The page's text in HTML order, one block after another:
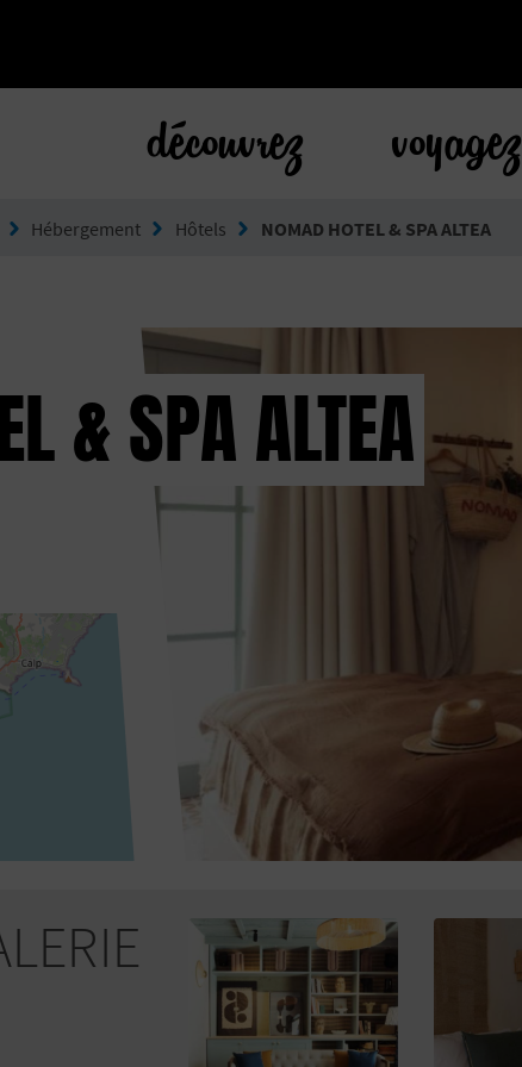
youtube
découvrez voyagez
Hébergement Hôtels NOMAD HOTEL & SPA ALTEA
& SPA ALTEA